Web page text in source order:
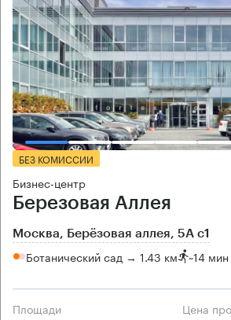
БЕЗ КОМИССИИ
Бизнес-центр
Березовая Аллея
Москва, Берёзовая аллея, 5А с1
Ботанический сад → 1.43 км ~14 мин
Площади Цена